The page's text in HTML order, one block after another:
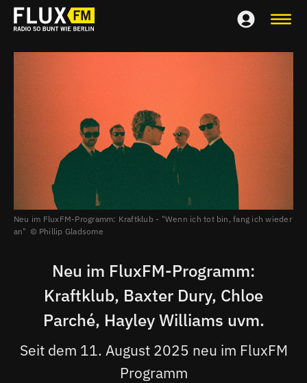
Neu im FluxFM-Programm: Kraftklub - "Wenn ich tot bin, fang ich wieder
an"
Phillip Gladsome
Neu im FluxFM-Programm:
Kraftklub, Baxter Dury, Chloe
Parché, Hayley Williams uvm.
Seit dem 11. August 2025 neu im FluxFM
Programm